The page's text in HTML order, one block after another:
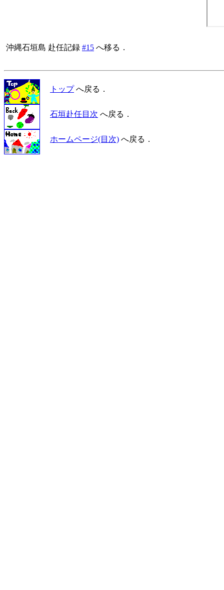
沖縄石垣島 赴任記録 #15 へ移る．
トップへ戻る．
石垣赴任目次 へ戻る．
ホームページ(目次) へ戻る．